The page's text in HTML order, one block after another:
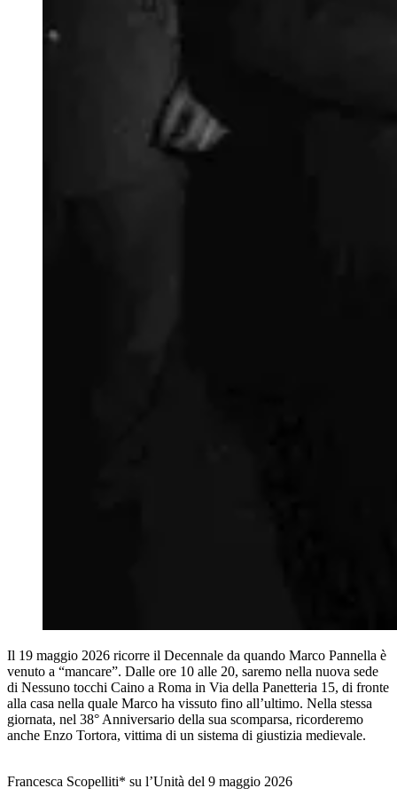
Il 19 maggio 2026 ricorre il Decennale da quando Marco Pannella è
venuto a “mancare”. Dalle ore 10 alle 20, saremo nella nuova sede
di Nessuno tocchi Caino a Roma in Via della Panetteria 15, di fronte
alla casa nella quale Marco ha vissuto fino all’ultimo. Nella stessa
giornata, nel 38° Anniversario della sua scomparsa, ricorderemo
anche Enzo Tortora, vittima di un sistema di giustizia medievale.
Francesca Scopelliti* su l’Unità del 9 maggio 2026